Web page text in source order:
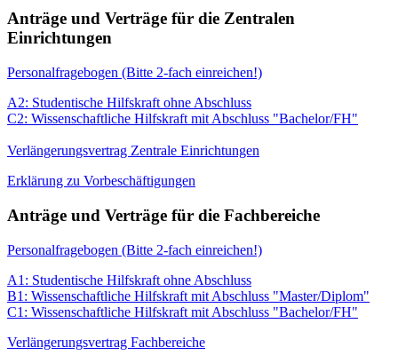
Anträge und Verträge für die Zentralen
Einrichtungen
Personalfragebogen (Bitte 2-fach einreichen!)
A2: Studentische Hilfskraft ohne Abschluss
C2: Wissenschaftliche Hilfskraft mit Abschluss "Bachelor/FH"
Verlängerungsvertrag Zentrale Einrichtungen
Erklärung zu Vorbeschäftigungen
Anträge und Verträge für die Fachbereiche
Personalfragebogen (Bitte 2-fach einreichen!)
A1: Studentische Hilfskraft ohne Abschluss
B1: Wissenschaftliche Hilfskraft mit Abschluss "Master/Diplom"
C1: Wissenschaftliche Hilfskraft mit Abschluss "Bachelor/FH"
Verlängerungsvertrag Fachbereiche